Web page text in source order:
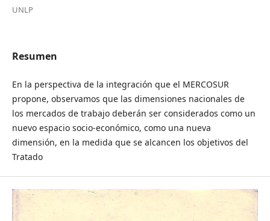
UNLP
Resumen
En la perspectiva de la integración que el MERCOSUR
propone, observamos que las dimensiones nacionales de
los mercados de trabajo deberán ser considerados como un
nuevo espacio socio-económico, como una nueva
dimensión, en la medida que se alcancen los objetivos del
Tratado